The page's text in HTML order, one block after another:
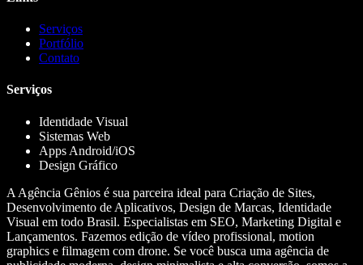
Serviços
Portfólio
Contato
Serviços
Identidade Visual
Sistemas Web
Apps Android/iOS
Design Gráfico
A Agência Gênios é sua parceira ideal para Criação de Sites,
Desenvolvimento de Aplicativos, Design de Marcas, Identidade
Visual em todo Brasil. Especialistas em SEO, Marketing Digital e
Lançamentos. Fazemos edição de vídeo profissional, motion
graphics e filmagem com drone. Se você busca uma agência de